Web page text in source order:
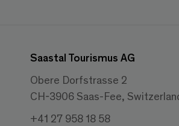
Saastal Tourismus AG
Obere Dorfstrasse 2
CH-3906 Saas-Fee,
+41 27 958 18 58